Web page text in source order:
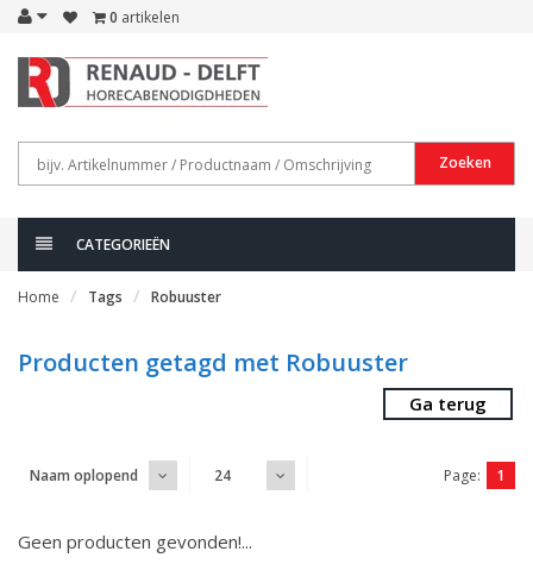
0 artikelen
Zoeken
CATEGORIEËN
Home Tags Robuuster
Producten getagd met Robuuster
Ga terug
Naam oplopend 24 Page: 1
Geen producten gevonden!...